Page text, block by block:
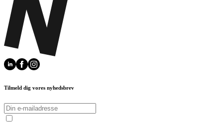
Tilmeld dig vores nyhedsbrev